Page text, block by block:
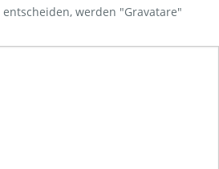
werden "Gravatare"